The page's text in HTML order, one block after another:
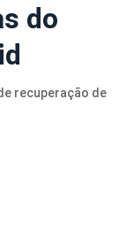
do
recuperação de